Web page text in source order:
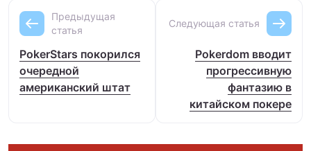
Предыдущая
статья
PokerStars покорился
очередной
американский штат
Следующая статья
Pokerdom вводит
прогрессивную
фантазию в
китайском покере